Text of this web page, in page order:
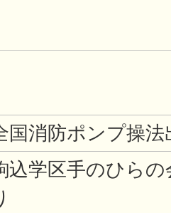
国消防ポンプ操法
込学区手のひら